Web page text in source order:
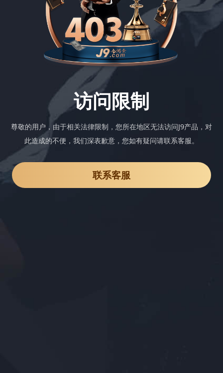
访问限制
尊敬的用户，由于相关法律限制，您所在地区无法访问J9产品，对
此造成的不便，我们深表歉意，您如有疑问请联系客服。
联系客服